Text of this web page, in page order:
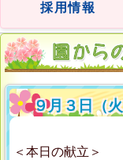
採用情報
９月３日（
＜本日の献立＞